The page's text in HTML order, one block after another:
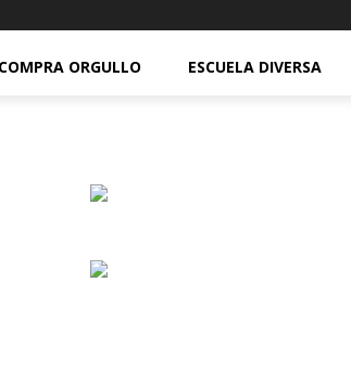
COMPRA ORGULLO ESCUELA DIVERSA